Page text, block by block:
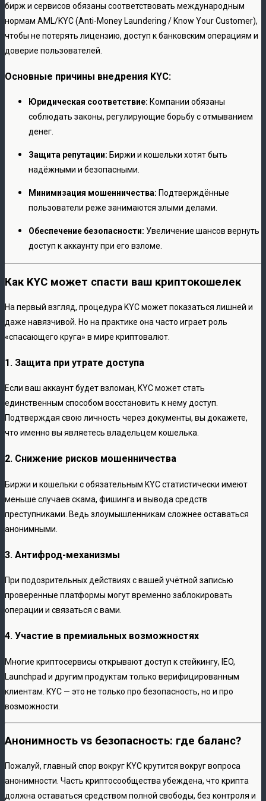
бирж и сервисов обязаны соответствовать международным
нормам AML/KYC (Anti-Money Laundering / Know Your Customer),
чтобы не потерять лицензию, доступ к банковским операциям и
доверие пользователей.
Основные причины внедрения KYC:
Юридическая соответствие: Компании обязаны
соблюдать законы, регулирующие борьбу с отмыванием
денег.
Защита репутации: Биржи и кошельки хотят быть
надёжными и безопасными.
Минимизация мошенничества: Подтверждённые
пользователи реже занимаются злыми делами.
Обеспечение безопасности: Увеличение шансов вернуть
доступ к аккаунту при его взломе.
Как KYC может спасти ваш криптокошелек
На первый взгляд, процедура KYC может показаться лишней и
даже навязчивой. Но на практике она часто играет роль
«спасающего круга» в мире криптовалют.
1. Защита при утрате доступа
Если ваш аккаунт будет взломан, KYC может стать
единственным способом восстановить к нему доступ.
Подтверждая свою личность через документы, вы докажете,
что именно вы являетесь владельцем кошелька.
2. Снижение рисков мошенничества
Биржи и кошельки с обязательным KYC статистически имеют
меньше случаев скама, фишинга и вывода средств
преступниками. Ведь злоумышленникам сложнее оставаться
анонимными.
3. Антифрод-механизмы
При подозрительных действиях с вашей учётной записью
проверенные платформы могут временно заблокировать
операции и связаться с вами.
4. Участие в премиальных возможностях
Многие криптосервисы открывают доступ к стейкингу, IEO,
Launchpad и другим продуктам только верифицированным
клиентам. KYC — это не только про безопасность, но и про
возможности.
Анонимность vs безопасность: где баланс?
Пожалуй, главный спор вокруг KYC крутится вокруг вопроса
анонимности. Часть криптосообщества убеждена, что крипта
должна оставаться средством полной свободы, без контроля и